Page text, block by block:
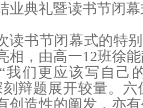
业典礼暨读书节闭
读书节闭幕式的特
相，由高一12班徐
我们更应该写自己
辩题展开较量。
创造性的阐发，亦